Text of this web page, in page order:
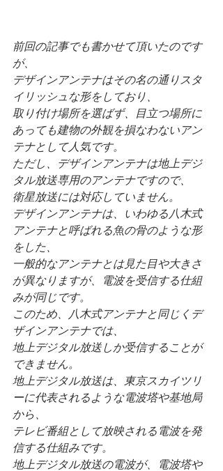
前回の記事でも書かせて頂いたのです
が、
デザインアンテナはその名の通りスタ
イリッシュな形をしており、
取り付け場所を選ばず、目立つ場所に
あっても建物の外観を損なわないアン
テナとして人気です。
ただし、デザインアンテナは地上デジ
タル放送専用のアンテナですので、
衛星放送には対応していません。
デザインアンテナは、いわゆる八木式
アンテナと呼ばれる魚の骨のような形
をした、
一般的なアンテナとは見た目や大きさ
が異なりますが、電波を受信する仕組
みが同じです。
このため、八木式アンテナと同じくデ
ザインアンテナでは、
地上デジタル放送しか受信することが
できません。
地上デジタル放送は、東京スカイツリ
ーに代表されるような電波塔や基地局
から、
テレビ番組として放映される電波を発
信する仕組みです。
地上デジタル放送の電波が、電波塔や